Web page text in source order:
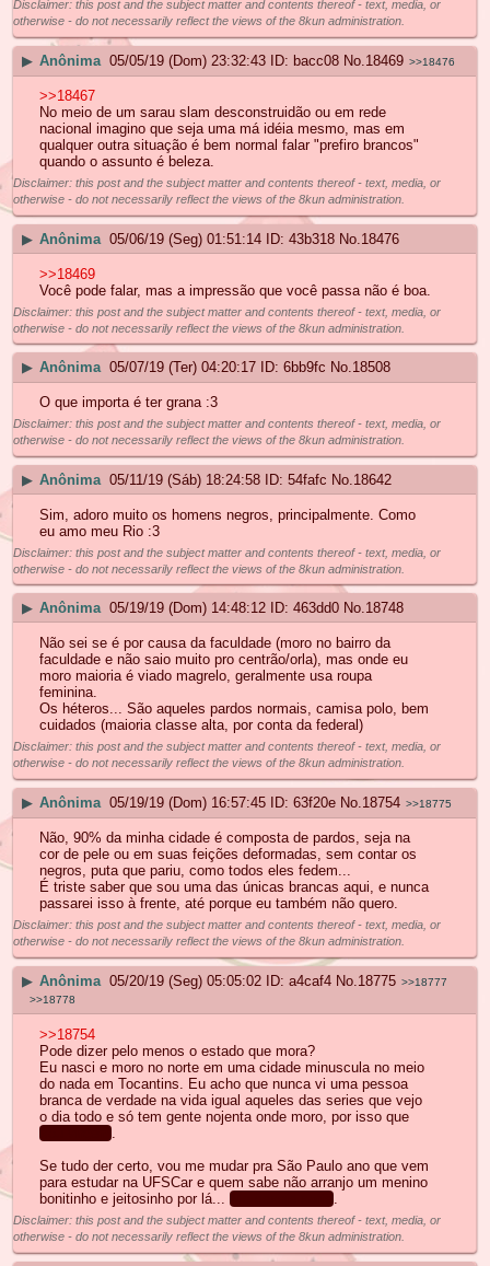
Disclaimer: this post and the subject matter and contents thereof - text, media, or
otherwise - do not necessarily reflect the views of the 8kun administration.
▶ Anônima 05/05/19 (Dom) 23:32:43 bacc08 No. 18469 >>18476
>>18467
No meio de um sarau slam desconstruidão ou em rede
nacional imagino que seja uma má idéia mesmo, mas em
qualquer outra situação é bem normal falar "prefiro brancos"
quando o assunto é beleza.
Disclaimer: this post and the subject matter and contents thereof - text, media, or
otherwise - do not necessarily reflect the views of the 8kun administration.
▶ Anônima 05/06/19 (Seg) 01:51:14 43b318 No. 18476
>>18469
Você pode falar, mas a impressão que você passa não é boa.
Disclaimer: this post and the subject matter and contents thereof - text, media, or
otherwise - do not necessarily reflect the views of the 8kun administration.
▶ Anônima 05/07/19 (Ter) 04:20:17 6bb9fc No.18508
O que importa é ter grana :3
Disclaimer: this post and the subject matter and contents thereof - text, media, or
otherwise - do not necessarily reflect the views of the 8kun administration.
▶ Anônima 05/11/19 (Sáb) 18:24:58 54fafc No. 18642
Sim, adoro muito os homens negros, principalmente. Como
eu amo meu Rio :3
Disclaimer: this post and the subject matter and contents thereof - text, media, or
otherwise - do not necessarily reflect the views of the 8kun administration.
▶ Anônima 05/19/19 (Dom) 14:48:12 463dd0 No.18748
Não sei se é por causa da faculdade (moro no bairro da
faculdade e não saio muito pro centrão/orla), mas onde eu
moro maioria é viado magrelo, geralmente usa roupa
feminina.
Os héteros... São aqueles pardos normais, camisa polo, bem
cuidados (maioria classe alta, por conta da federal)
Disclaimer: this post and the subject matter and contents thereof - text, media, or
otherwise - do not necessarily reflect the views of the 8kun administration.
▶ Anônima 05/19/19 (Dom) 16:57:45 63f20e No. 18754 >>18775
Não, 90% da minha cidade é composta de pardos, seja na
cor de pele ou em suas feições deformadas, sem contar os
negros, puta que pariu, como todos eles fedem...
É triste saber que sou uma das únicas brancas aqui, e nunca
passarei isso à frente, até porque eu também não quero.
Disclaimer: this post and the subject matter and contents thereof - text, media, or
otherwise - do not necessarily reflect the views of the 8kun administration.
▶ Anônima 05/20/19 (Seg) 05:05:02 a4caf4 No.18775 >>18777
>>18778
>>18754
Pode dizer pelo menos o estado que mora?
Eu nasci e moro no norte em uma cidade minuscula no meio
do nada em Tocantins. Eu acho que nunca vi uma pessoa
branca de verdade na vida igual aqueles das series que vejo
o dia todo e só tem gente nojenta onde moro, por isso que
Se tudo der certo, vou me mudar pra São Paulo ano que vem
para estudar na UFSCar e quem sabe não arranjo um menino
bonitinho e jeitosinho por lá...
Disclaimer: this post and the subject matter and contents thereof - text, media, or
otherwise - do not necessarily reflect the views of the 8kun administration.